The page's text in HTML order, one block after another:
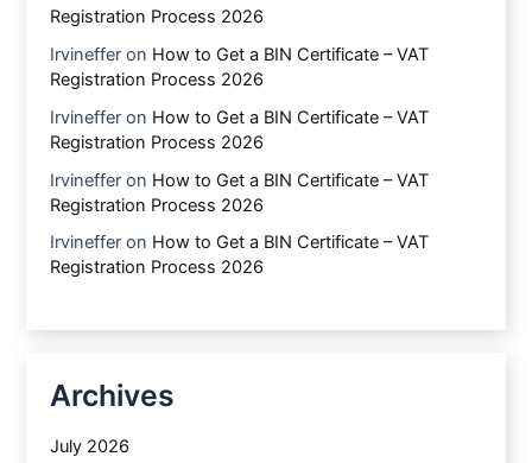
Registration Process 2026
Irvineffer on How to Get a BIN Certificate – VAT
Registration Process 2026
Irvineffer on How to Get a BIN Certificate – VAT
Registration Process 2026
Irvineffer on How to Get a BIN Certificate – VAT
Registration Process 2026
Irvineffer on How to Get a BIN Certificate – VAT
Registration Process 2026
Archives
July 2026